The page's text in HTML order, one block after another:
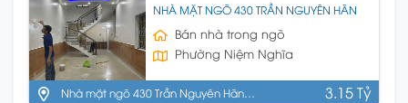
NHÀ MẶT NGÕ 430 TRẦN NGUYÊN HÃN
Bán nhà trong ngõ
Phường Niệm Nghĩa
Nhà mặt ngõ 430 Trần Nguyên Hãn,
3.15 Tỷ